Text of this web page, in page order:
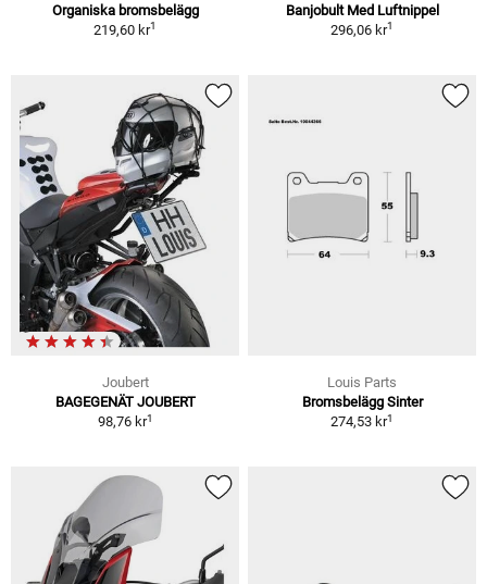
Organiska bromsbelägg
219,60 kr1
Banjobult Med Luftnippel
296,06 kr1
Joubert
BAGEGENÄT JOUBERT
98,76 kr1
Louis Parts
Bromsbelägg Sinter
274,53 kr1